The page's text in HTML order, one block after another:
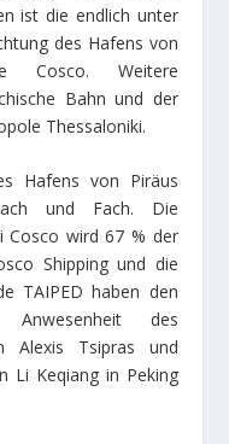
ist die endlich unter
des Hafens von
Cosco. Weitere
Bahn und der
Thessaloniki.
Hafens von Piräus
und Fach. Die
Cosco wird 67 % der
Shipping und die
TAIPED haben den
Anwesenheit des
Alexis Tsipras und
Li Keqiang in Peking